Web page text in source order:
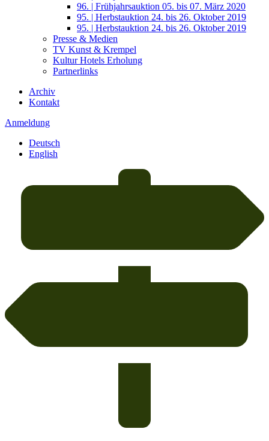
96. | Frühjahrsauktion 05. bis 07. März 2020
95. | Herbstauktion 24. bis 26. Oktober 2019
95. | Herbstauktion 24. bis 26. Oktober 2019
Presse & Medien
TV Kunst & Krempel
Kultur Hotels Erholung
Partnerlinks
Archiv
Kontakt
Anmeldung
Deutsch
English